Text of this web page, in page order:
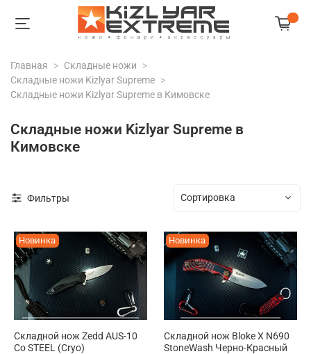
Главная
Складные ножи
Складные ножи Kizlyar Supreme
Складные ножи Kizlyar Supreme в Кимовске
Складные ножи Kizlyar Supreme в
Кимовске
Фильтры
Новинка
Складной нож Zedd AUS-10
Co STEEL (Cryo)
Новинка
Складной нож Bloke X N690
StoneWash Черно-Красный